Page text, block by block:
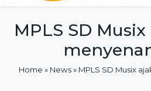
MPLS SD
Home » News» MPLS SD Musix